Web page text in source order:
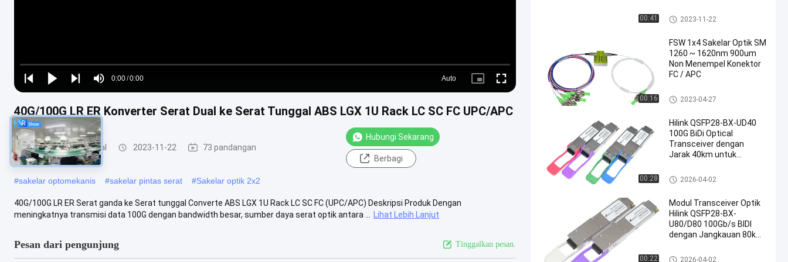
Play
Play
Play
Mute
Time
0:00/0:00
Loaded:
0%
Auto
Picture- Fullscreen
40G/100G LR ER Konverter Serat Dual ke Serat Tunggal ABS LGX 1U Rack LC SC FC UPC/APC
Teknik Beralih Optical 2023-11-22 73 pandangan
Hubungi Sekarang
Berbagi
#sakelar optomekanis #sakelar pintas serat #Sakelar optik 2x2
40G/100G LR ER Serat ganda ke Serat tunggal Converte ABS LGX 1U Rack LC SC FC (UPC/APC) Deskripsi Produk Dengan
meningkatnya transmisi data 100G dengan bandwidth besar, sumber daya serat optik antara ...
Lihat Lebih Lanjut
Pesan dari pengunjung Tinggalkan pesan.
00:41 Teknik Beralih Optical
2023-11-22
00:16
FSW 1x4 Sakelar Optik SM
1260 ~ 1620nm 900um
Non Menempel Konektor
FC / APC
Teknik Beralih Optical
2023-04-27
00:28
Hilink QSFP28-BX-UD40
100G BiDi Optical
Transceiver dengan
Jarak 40km untuk
Modul Transceiver optik
2026-04-02
00:22
Modul Transceiver Optik
Hilink QSFP28-BX-
U80/D80 100Gb/s BIDI
dengan Jangkauan 80km
Modul Transceiver optik
2026-04-02